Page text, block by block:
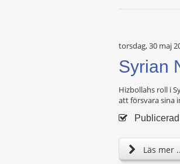
torsdag, 30 maj
Syrian
Hizbollahs roll i
att försvara sina
Läs mer